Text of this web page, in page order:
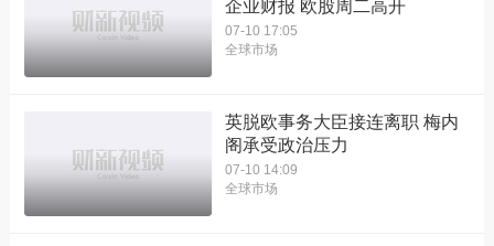
企业财报 欧股周二高开
07-10 17:05
全球市场
英脱欧事务大臣接连离职 梅内
阁承受政治压力
07-10 14:09
全球市场